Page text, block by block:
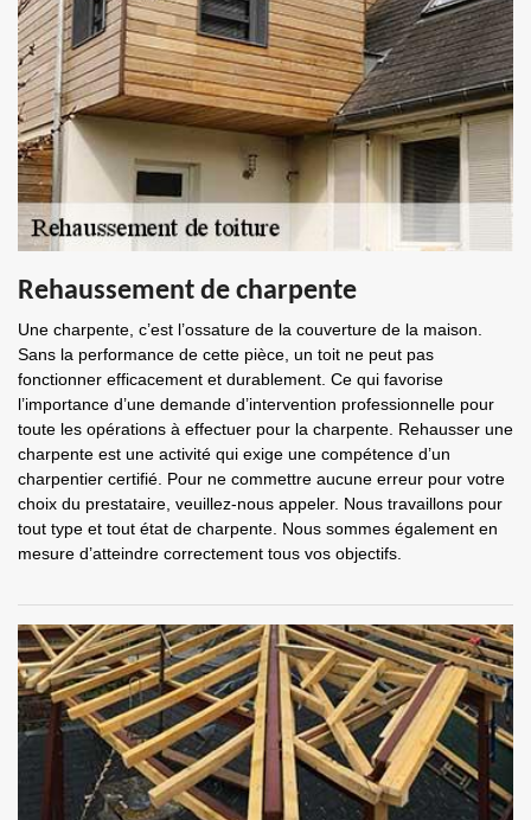
Rehaussement de charpente
Une charpente, c’est l’ossature de la couverture de la maison.
Sans la performance de cette pièce, un toit ne peut pas
fonctionner efficacement et durablement. Ce qui favorise
l’importance d’une demande d’intervention professionnelle pour
toute les opérations à effectuer pour la charpente. Rehausser une
charpente est une activité qui exige une compétence d’un
charpentier certifié. Pour ne commettre aucune erreur pour votre
choix du prestataire, veuillez-nous appeler. Nous travaillons pour
tout type et tout état de charpente. Nous sommes également en
mesure d’atteindre correctement tous vos objectifs.